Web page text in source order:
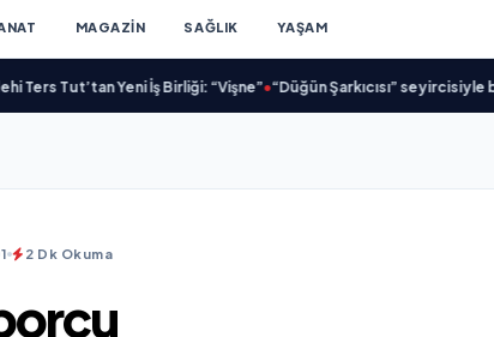
MAGAZIN SAĞLIK YAŞAM
Yeni İş Birliği: “Vişne”•“Düğün Şarkıcısı” seyircisiyle
2 Dk Okuma